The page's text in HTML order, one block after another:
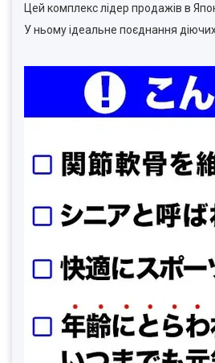
Цей комплекс лідер продажів в
У ньому ідеальне поєднання діючих